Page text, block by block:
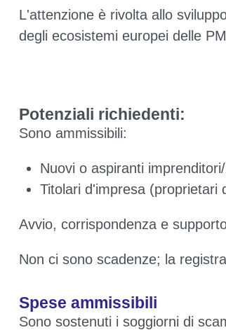
L'attenzione è rivolta allo
degli ecosistemi europei delle
Potenziali richiedenti:
Sono ammissibili:
Nuovi o aspiranti
Titolari d'impresa (proprietari
Avvio, corrispondenza e
Non ci sono scadenze; la
Spese ammissibili
Sono sostenuti i soggiorni di